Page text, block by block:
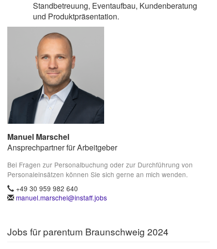
Standbetreuung, Eventaufbau, Kundenberatung
und Produktpräsentation.
Manuel Marschel
Ansprechpartner für Arbeitgeber
Bei Fragen zur Personalbuchung oder zur Durchführung von
Personaleinsätzen können Sie sich gerne an mich wenden.
+49 30 959 982 640
manuel.marschel@instaff.jobs
Jobs für parentum Braunschweig 2024